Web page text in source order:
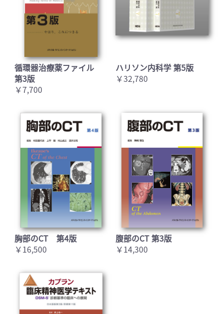
循環器治療薬ファイル
第3版
￥7,700
ハリソン内科学 第5版
￥32,780
胸部のCT 第4版
￥16,500
腹部のCT 第3版
￥14,300